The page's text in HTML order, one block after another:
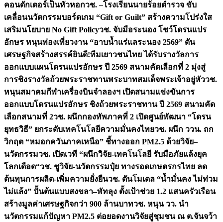
คอนดักเตอร์เป็นหัวหอกวช. –โรงเรียนนายร้อยตำรวจ ขับ
เคลื่อนนวัตกรรมบอร์ดเกม “Gift or Guilt” สร้างความโปร่งใส
เสริมนโยบาย No Gift Policyวช. จับมือระนอง โชว์โดรนแปร
อักษร หนุนท่องเที่ยวงาน “อาบน้ำแร่แลระนอง 2569” ดัน
เศรษฐกิจสร้างสรรค์ยินดี!ทีมเยาวชนไทย ได้รับรางวัลการ
ออกแบบแผนโดรนแปรอักษร ปี 2569 สนามคัดเลือกที่ 2 มุ่งสู่
การชิงรางวัลถ้วยพระราชทานพระบาทสมเด็จพระเจ้าอยู่หัววช.
หนุนสมาคมกีฬาเครื่องบินจำลองฯ เปิดสนามแข่งขันการ
ออกแบบโดรนแปรอักษร ชิงถ้วยพระราชทาน ปี 2569 สนามคัด
เลือกสนามที่ 2วช. ผนึกกองทัพภาคที่ 2 เปิดศูนย์พัฒนา “โดรน
ยุทธวิธี” ยกระดับเทคโนโลยีความมั่นคงไทยวช. ผนึก ววน. ถก
วิกฤต “หมอกควันภาคเหนือ” ชี้ทางออก PM2.5 ด้วยวิจัย–
นวัตกรรมวช. เปิดเวที “ผนึกวิจัย-เทคโนโลยี รับมือภัยแล้งยุค
โลกเดือด“วช. ชูวิจัย-นวัตกรรมปุ๋ย ทางรอดเกษตรกรไทย ลด
ต้นทุนการผลิต-เพิ่มความยั่งยืนวช. ดันโมเดล “น้ำมั่นคง ไม่ท่วม
ไม่แล้ง” ปั้นต้นแบบสงขลา–พัทลุง ตั้งเป้าช่วย 1.2 แสนครัวเรือน
สร้างมูลค่าเศรษฐกิจกว่า 900 ล้านบาทวช. หนุน วว. นำ
นวัตกรรมแก้ปัญหา PM2.5 ต่อยอดงานวิจัยสู่ชุมชน ณ ต.จันจว้า